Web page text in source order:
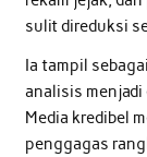
sulit direduksi
Ia tampil
analisis menjadi
Media kredibel
penggagas